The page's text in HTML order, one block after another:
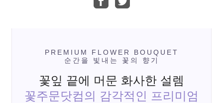
PREMIUM FLOWER BOUQUET
순간을 빛내는 꽃의 향기
꽃잎 끝에 머문 화사한 설렘
꽃주문닷컴의 감각적인 프리미엄